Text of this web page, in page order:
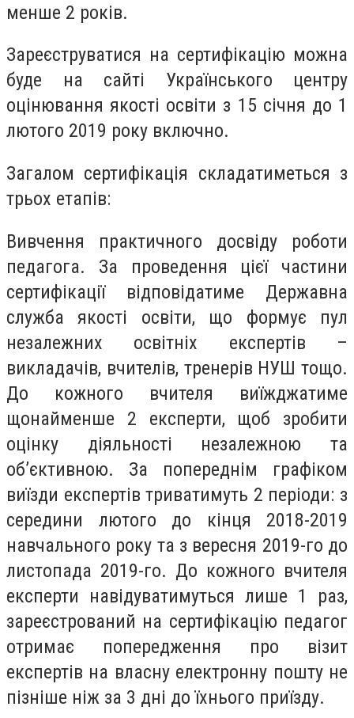
менше 2 років.
Зареєструватися на сертифікацію можна
буде на сайті Українського центру
оцінювання якості освіти з 15 січня до 1
лютого 2019 року включно.
Загалом сертифікація складатиметься з
трьох етапів:
Вивчення практичного досвіду роботи
педагога. За проведення цієї частини
сертифікації відповідатиме Державна
служба якості освіти, що формує пул
незалежних освітніх експертів –
викладачів, вчителів, тренерів НУШ тощо.
До кожного вчителя виїжджатиме
щонайменше 2 експерти, щоб зробити
оцінку діяльності незалежною та
об’єктивною. За попереднім графіком
виїзди експертів триватимуть 2 періоди: з
середини лютого до кінця 2018-2019
навчального року та з вересня 2019-го до
листопада 2019-го. До кожного вчителя
експерти навідуватимуться лише 1 раз,
зареєстрований на сертифікацію педагог
отримає попередження про візит
експертів на власну електронну пошту не
пізніше ніж за 3 дні до їхнього приїзду.